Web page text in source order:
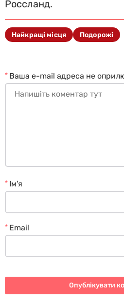
Россланд.
Найкращі місця Подорожі
Ваша e-mail адреса не
*
Ім'я
*
Email
*